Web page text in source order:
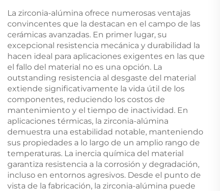
La zirconia-alúmina ofrece numerosas ventajas
convincentes que la destacan en el campo de las
cerámicas avanzadas. En primer lugar, su
excepcional resistencia mecánica y durabilidad la
hacen ideal para aplicaciones exigentes en las que
el fallo del material no es una opción. La
outstanding resistencia al desgaste del material
extiende significativamente la vida útil de los
componentes, reduciendo los costos de
mantenimiento y el tiempo de inactividad. En
aplicaciones térmicas, la zirconia-alúmina
demuestra una estabilidad notable, manteniendo
sus propiedades a lo largo de un amplio rango de
temperaturas. La inercia química del material
garantiza resistencia a la corrosión y degradación,
incluso en entornos agresivos. Desde el punto de
vista de la fabricación, la zirconia-alúmina puede